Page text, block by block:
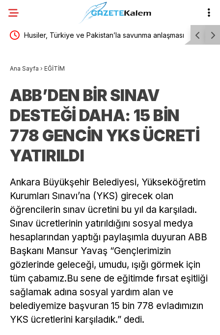
1’i Husiler, Türkiye ve Pakistan’la savunma anlaşması Manisa
Ana Sayfa › EĞİTİM
ABB’DEN BİR SINAV
DESTEĞİ DAHA: 15 BİN
778 GENCİN YKS ÜCRETİ
YATIRILDI
Ankara Büyükşehir Belediyesi, Yükseköğretim
Kurumları Sınavı’na (YKS) girecek olan
öğrencilerin sınav ücretini bu yıl da karşıladı.
Sınav ücretlerinin yatırıldığını sosyal medya
hesaplarından yaptığı paylaşımla duyuran ABB
Başkanı Mansur Yavaş “Gençlerimizin
gözlerinde geleceği, umudu, ışığı görmek için
tüm çabamız.Bu sene de eğitimde fırsat eşitliği
sağlamak adına sosyal yardım alan ve
belediyemize başvuran 15 bin 778 evladımızın
YKS ücretlerini karşıladık.” dedi.